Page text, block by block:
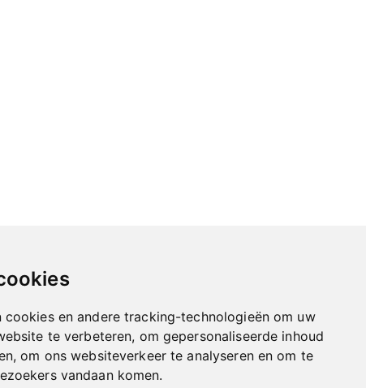
cookies en andere tracking-technologieën om uw
te verbeteren, om gepersonaliseerde inhoud
om ons websiteverkeer te analyseren en om te
vandaan komen.